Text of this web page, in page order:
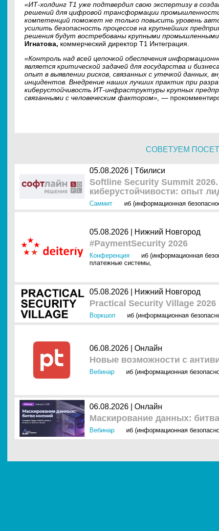
«ИТ-холдинг Т1 уже подтвердил свою экспертизу в
решений для цифровой трансформации
компетенций поможет не только повысить уровень
усилить безопасность процессов на крупнейших
решения будут востребованы крупными
Игнатова, коммерческий директор Т1 Интеграция.
«Контроль над всей цепочкой обеспечения
является критической задачей для государства и
опыт в выявлении рисков, связанных с утечкой данных,
инцидентов. Внедрение наших лучших практик при
киберустойчивость ИТ-инфраструктуры крупных
связанными с человеческим фактором», —
СОВЕТУЕМ
05.08.2026 | Тбилиси
Softline Security Summit
киберустойчивости: опыт
Саммит иб (информационная
05.08.2026 | Нижний Новгород
#PaymentSecurity 2026
Конференция
иб (информационная
платежные системы,
05.08.2026 | Нижний Новгород
Practical Security Village 2026
Воркшоп иб (информационная
06.08.2026 | Онлайн
Новые возможности с
Вебинар иб (информационная
06.08.2026 | Онлайн
Маскирование данных:
Вебинар иб (информационная